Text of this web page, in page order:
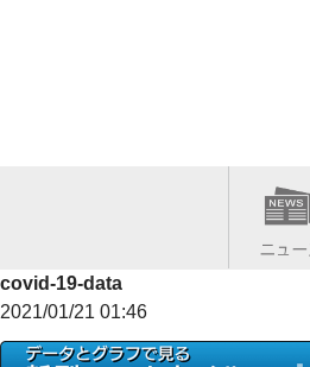
covid-19-data
2021/01/21 01:46